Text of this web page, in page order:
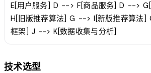
E[用户服务] D --> F[商品服务] D -->
H[旧版推荐算法] G --> I[新版推荐算法
框架] J --> K[数据收集与分析]
技术选型